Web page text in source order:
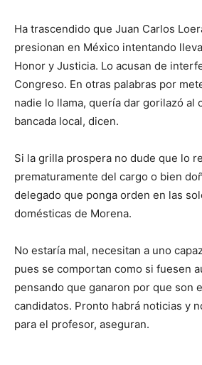
Ha trascendido que Juan Carlos
presionan en México intentando
Honor y Justicia. Lo acusan de
Congreso. En otras palabras por
nadie lo llama, quería dar gorilazó al
bancada local, dicen.
Si la grilla prospera no dude que lo
prematuramente del cargo o bien
delegado que ponga orden en las
domésticas de Morena.
No estaría mal, necesitan a uno
pues se comportan como si fuesen
pensando que ganaron por que son
candidatos. Pronto habrá noticias y
para el profesor, aseguran.